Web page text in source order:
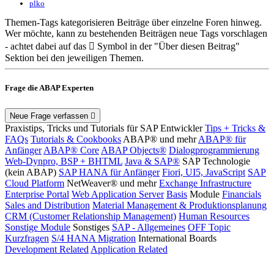
plko
Themen-Tags kategorisieren Beiträge über einzelne Foren hinweg.
Wer möchte, kann zu bestehenden Beiträgen neue Tags vorschlagen
- achtet dabei auf das
Symbol in der "Über diesen Beitrag"
Sektion bei den jeweiligen Themen.
Frage die ABAP Experten
Neue Frage verfassen
Praxistips, Tricks und Tutorials für SAP Entwickler Tips + Tricks &
FAQs Tutorials & Cookbooks ABAP® und mehr ABAP® für
Anfänger ABAP® Core ABAP Objects® Dialogprogrammierung
Web-Dynpro, BSP + BHTML Java & SAP® SAP Technologie
(kein ABAP) SAP HANA für Anfänger Fiori, UI5, JavaScript SAP
Cloud Platform NetWeaver® und mehr Exchange Infrastructure
Enterprise Portal Web Application Server Basis Module Financials
Sales and Distribution Material Management & Produktionsplanung
CRM (Customer Relationship Management) Human Resources
Sonstige Module Sonstiges SAP - Allgemeines OFF Topic
Kurzfragen S/4 HANA Migration International Boards
Development Related Application Related